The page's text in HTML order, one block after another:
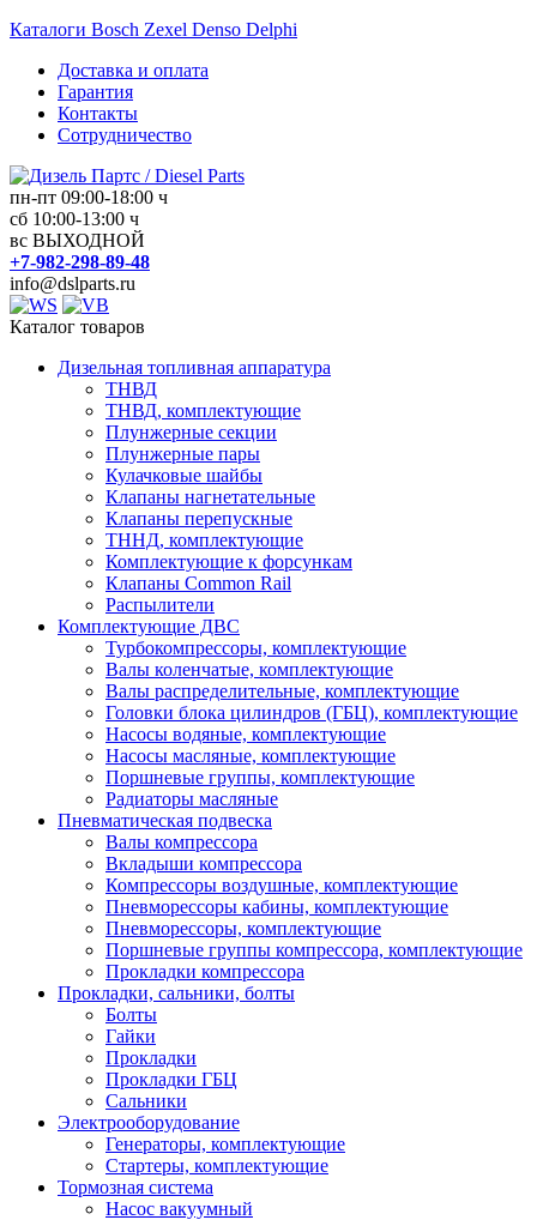
Перейти
содержимому
Каталоги Bosch Zexel Denso Delphi
Доставка и оплата
Гарантия
Контакты
Сотрудничество
Дизель
Партс
/
Diesel
Parts
Дизельная
топливная
аппаратура
пн-пт 09:00-18:00 ч
сб 10:00-13:00 ч
вс ВЫХОДНОЙ
+7-982-298-89-48
info@dslparts.ru
Каталог товаров
Дизельная топливная аппаратура
ТНВД
ТНВД, комплектующие
Плунжерные секции
Плунжерные пары
Кулачковые шайбы
Клапаны нагнетательные
Клапаны перепускные
ТННД, комплектующие
Комплектующие к форсункам
Клапаны Common Rail
Распылители
Комплектующие ДВС
Турбокомпрессоры, комплектующие
Валы коленчатые, комплектующие
Валы распределительные, комплектующие
Головки блока цилиндров (ГБЦ), комплектующие
Насосы водяные, комплектующие
Насосы масляные, комплектующие
Поршневые группы, комплектующие
Радиаторы масляные
Пневматическая подвеска
Валы компрессора
Вкладыши компрессора
Компрессоры воздушные, комплектующие
Пневморессоры кабины, комплектующие
Пневморессоры, комплектующие
Поршневые группы компрессора, комплектующие
Прокладки компрессора
Прокладки, сальники, болты
Болты
Гайки
Прокладки
Прокладки ГБЦ
Сальники
Электрооборудование
Генераторы, комплектующие
Стартеры, комплектующие
Тормозная система
Насос вакуумный